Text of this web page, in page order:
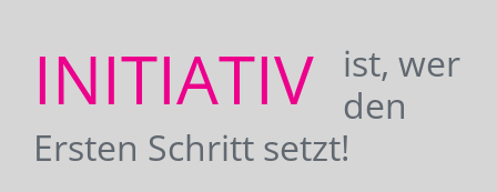
INITIATIV
ist, wer
den
Ersten Schritt setzt!